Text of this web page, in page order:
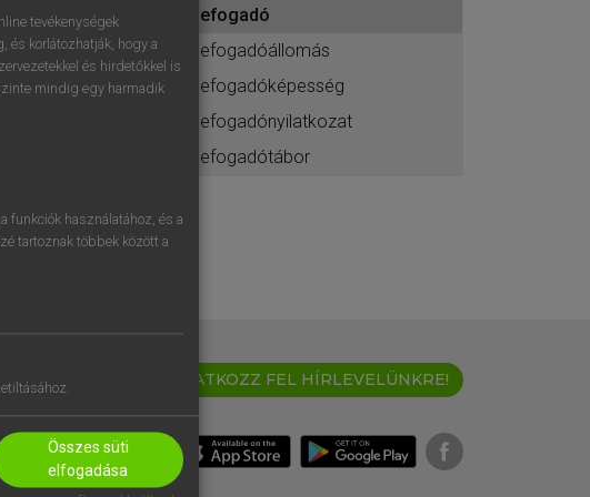
elindításához
belépek.
befogadó
befogadóállomás
befogadóképesség
befogadónyilatkozat
befogadótábor
IRATKOZZ FEL HÍRLEVELÜNKRE!
tevékenységek
és korlátozhatják, hogy a
és hirdetőkkel is
mindig egy harmadik
funkciók használatához, és a
tartoznak többek között a
Összes süti
elfogadása